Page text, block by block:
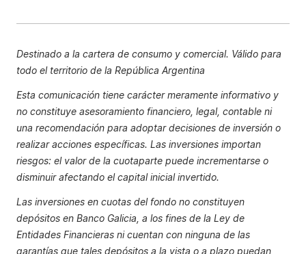
Destinado a la cartera de consumo y comercial. Válido para
todo el territorio de la República Argentina
Esta comunicación tiene carácter meramente informativo y
no constituye asesoramiento financiero, legal, contable ni
una recomendación para adoptar decisiones de inversión o
realizar acciones específicas. Las inversiones importan
riesgos: el valor de la cuotaparte puede incrementarse o
disminuir afectando el capital inicial invertido.
Las inversiones en cuotas del fondo no constituyen
depósitos en Banco Galicia, a los fines de la Ley de
Entidades Financieras ni cuentan con ninguna de las
garantías que tales depósitos a la vista o a plazo puedan